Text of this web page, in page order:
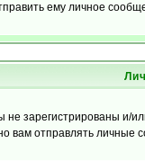
ему личное
зарегистрированы и/
вам отправлять личные